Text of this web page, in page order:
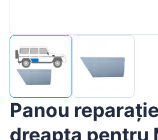
Panou
dreapta pentru